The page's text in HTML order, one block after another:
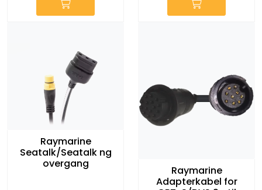
Raymarine
Seatalk/Seatalk ng
overgang
Raymarine
Adapterkabel for